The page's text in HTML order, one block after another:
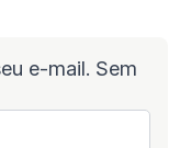
e-mail. Sem